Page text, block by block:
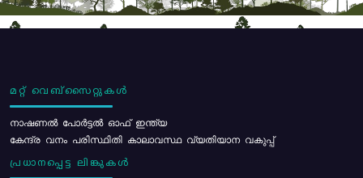
മറ്റ് വെബ്സൈറ്റുകൾ
നാഷണൽ പോർട്ടൽ ഓഫ് ഇന്ത്യ
കേന്ദ്ര വനം പരിസ്ഥിതി കാലാവസ്ഥ വ്യതിയാന വകുപ്പ്
പ്രധാനപ്പെട്ട ലിങ്കുകൾ